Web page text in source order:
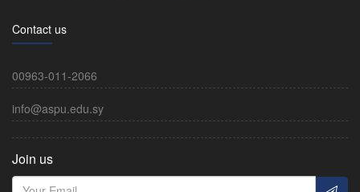
Contact us
00963-011-2066
info@aspu.edu.sy
Join us